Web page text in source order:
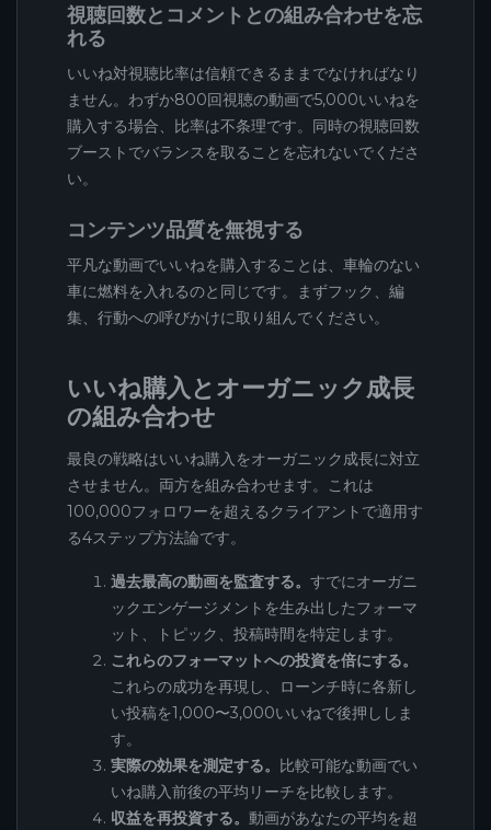
視聴回数とコメントとの組み合わせを忘
れる
いいね対視聴比率は信頼できるままでなければなり
ません。わずか800回視聴の動画で5,000いいねを
購入する場合、比率は不条理です。同時の視聴回数
ブーストでバランスを取ることを忘れないでくださ
い。
コンテンツ品質を無視する
平凡な動画でいいねを購入することは、車輪のない
車に燃料を入れるのと同じです。まずフック、編
集、行動への呼びかけに取り組んでください。
いいね購入とオーガニック成長
の組み合わせ
最良の戦略はいいね購入をオーガニック成長に対立
させません。両方を組み合わせます。これは
100,000フォロワーを超えるクライアントで適用す
る4ステップ方法論です。
過去最高の動画を監査する。 すでにオーガニ
ックエンゲージメントを生み出したフォーマ
ット、トピック、投稿時間を特定します。
これらのフォーマットへの投資を倍にする。
これらの成功を再現し、ローンチ時に各新し
い投稿を1,000〜3,000いいねで後押ししま
す。
実際の効果を測定する。 比較可能な動画でい
いね購入前後の平均リーチを比較します。
収益を再投資する。 動画があなたの平均を超